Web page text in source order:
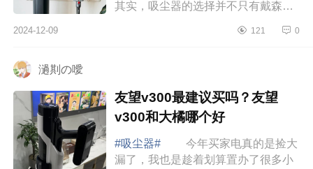
其实，吸尘器的选择并不只有戴森一
吸尘器和进口戴森V12吸尘器，到底
2024-12-09 121 0
濄剘の噯
友望v300最建议买吗？友望
v300和大橘哪个好
#吸尘器#
今年买家电真的是捡大
漏了，我也是趁着划算置办了很多小